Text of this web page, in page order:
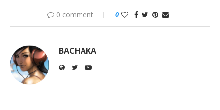
0 comment 0
BACHAKA